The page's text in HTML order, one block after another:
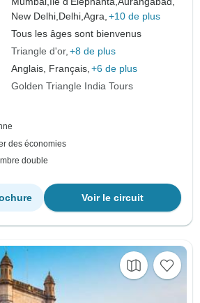
New Delhi,Delhi,Agra, +10 de plus
Tous les âges sont bienvenus
Triangle d'or +8 de plus
Anglais, Français, +6 de plus
Golden Triangle India Tours
des économies
double
Voir le circuit